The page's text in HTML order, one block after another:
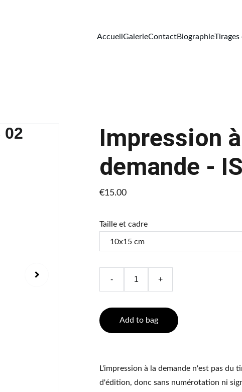
Accueil GalerieContactBiographie
Impression
demande -
€15.00
Taille et cadre
- +
Add to bag
L'impression à la demande n'est pas du
d'édition, donc sans numérotation ni